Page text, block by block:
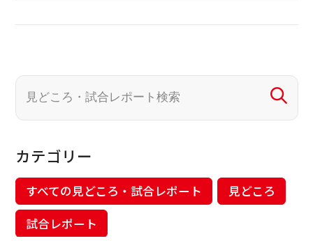
カテゴリー
すべての見どころ・試合レポート
見どころ
試合レポート